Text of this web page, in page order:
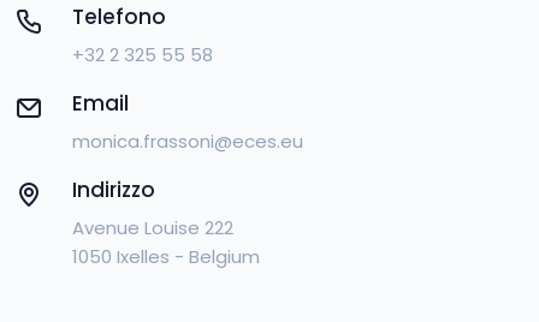
Telefono
+32 2 325 55 58
Email
monica.frassoni@eces.eu
Indirizzo
Avenue Louise 222
1050 Ixelles - Belgium